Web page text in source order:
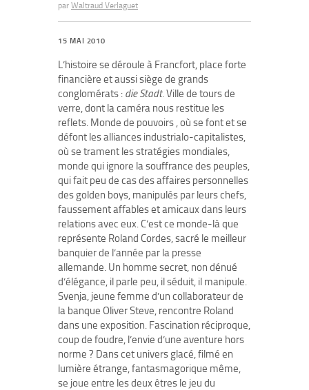
par Waltraud Verlaguet
15 MAI 2010
L’histoire se déroule à Francfort, place forte
financière et aussi siège de grands
conglomérats : die Stadt. Ville de tours de
verre, dont la caméra nous restitue les
reflets. Monde de pouvoirs , où se font et se
défont les alliances industrialo-capitalistes,
où se trament les stratégies mondiales,
monde qui ignore la souffrance des peuples,
qui fait peu de cas des affaires personnelles
des golden boys, manipulés par leurs chefs,
faussement affables et amicaux dans leurs
relations avec eux. C’est ce monde-là que
représente Roland Cordes, sacré le meilleur
banquier de l’année par la presse
allemande. Un homme secret, non dénué
d’élégance, il parle peu, il séduit, il manipule.
Svenja, jeune femme d’un collaborateur de
la banque Oliver Steve, rencontre Roland
dans une exposition. Fascination réciproque,
coup de foudre, l’envie d’une aventure hors
norme ? Dans cet univers glacé, filmé en
lumière étrange, fantasmagorique même,
se joue entre les deux êtres le jeu du